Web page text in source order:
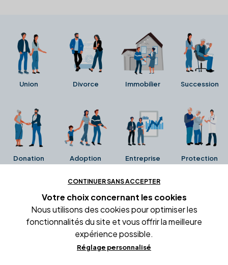
Union Divorce Immobilier Succession
Donation Adoption Entreprise Protection
Ces avis proviennent directement de la fiche Google
Business de l'office notarial. Ils n'ont ni été collectés ni
été vérifiés par Alexia.fr.
Conditions générales d'utilisation
CONTINUER SANS ACCEPTER
Votre choix concernant les cookies
Nous utilisons des cookies pour optimiser les
fonctionnalités du site et vous offrir la meilleure
expérience possible.
Réglage personnalisé